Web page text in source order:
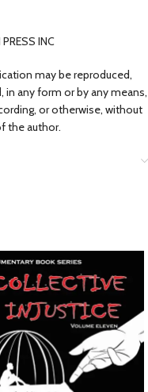
INC
may be reproduced,
any form or by any means,
or otherwise, without
the author.